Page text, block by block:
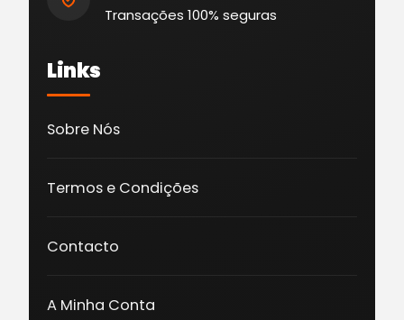
Transações 100% seguras
Links
Sobre Nós
Termos e Condições
Contacto
A Minha Conta